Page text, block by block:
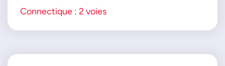
Connectique : 2 voies